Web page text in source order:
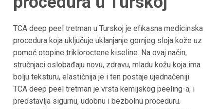
TCA deep peel tretman u Turskoj je efikasna medicinska
procedura koja uključuje uklanjanje gornjeg sloja kože uz
pomoć otopine trikloroctene kiseline. Na ovaj način,
stručnjaci oslobađaju novu, zdravu, mladu kožu koja ima
bolju teksturu, elastičnija je i ten postaje ujednačeniji.
TCA deep peel tretman je vrsta kemijskog peeling-a, i
predstavlja sigurnu, udobnu i bezbolnu proceduru.